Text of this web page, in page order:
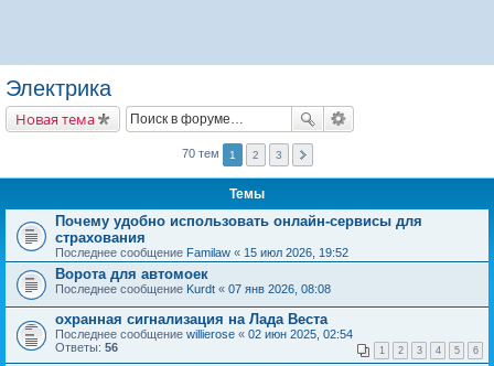
Электрика
Новая тема
70 тем 1 2 3
Темы
Почему удобно использовать онлайн-сервисы для
страхования
Последнее сообщение Familaw « 15 июл 2026, 19:52
Ворота для автомоек
Последнее сообщение Kurdt « 07 янв 2026, 08:08
охранная сигнализация на Лада Веста
Последнее сообщение willierose « 02 июн 2025, 02:54
Ответы: 56 1 2 3 4 5 6